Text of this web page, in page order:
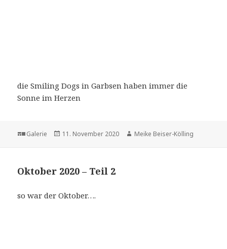
die Smiling Dogs in Garbsen haben immer die
Sonne im Herzen
Format
Galerie
Veröffentlicht
11. November 2020 Autor
Meike Beiser-Kölling
Oktober 2020 – Teil 2
so war der Oktober….